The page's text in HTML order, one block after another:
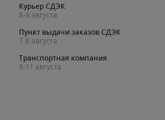
Курьер СДЭК
8-9 августа
Пункт выдачи заказов СДЭК
7-8 августа
Транспортная компания
9-11 августа